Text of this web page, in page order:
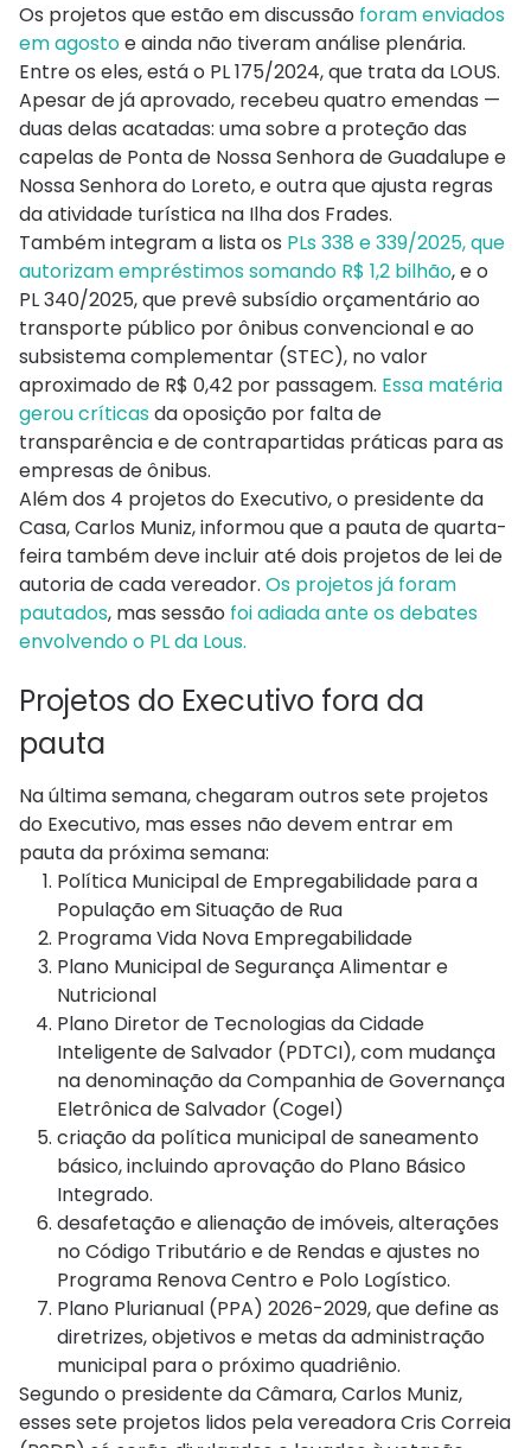
Os projetos que estão em discussão foram enviados
em agostoe ainda não tiveram análise plenária.
Entre os eles, está o PL 175/2024, que trata da LOUS.
Apesar de já aprovado, recebeu quatro emendas —
duas delas acatadas: uma sobre a proteção das
capelas de Ponta de Nossa Senhora de Guadalupe e
Nossa Senhora do Loreto, e outra que ajusta regras
da atividade turística na Ilha dos Frades.
Também integram a lista os PLs 338 e 339/2025, que
autorizam empréstimos somando R$ 1,2 bilhão, e o
PL 340/2025, que prevê subsídio orçamentário ao
transporte público por ônibus convencional e ao
subsistema complementar (STEC), no valor
aproximado de R$ 0,42 por passagem. Essa matéria
gerou críticasda oposição por falta de
transparência e de contrapartidas práticas para as
empresas de ônibus.
Além dos 4 projetos do Executivo, o presidente da
Casa, Carlos Muniz, informou que a pauta de quarta-
feira também deve incluir até dois projetos de lei de
autoria de cada vereador. Os projetos já foram
pautados, mas sessão foi adiada ante os debates
envolvendo o PL da Lous.
Projetos do Executivo fora da
pauta
Na última semana, chegaram outros sete projetos
do Executivo, mas esses não devem entrar em
pauta da próxima semana:
Política Municipal de Empregabilidade para a
População em Situação de Rua
Programa Vida Nova Empregabilidade
Plano Municipal de Segurança Alimentar e
Nutricional
Plano Diretor de Tecnologias da Cidade
Inteligente de Salvador (PDTCI), com mudança
na denominação da Companhia de Governança
Eletrônica de Salvador (Cogel)
criação da política municipal de saneamento
básico, incluindo aprovação do Plano Básico
Integrado.
desafetação e alienação de imóveis, alterações
no Código Tributário e de Rendas e ajustes no
Programa Renova Centro e Polo Logístico.
Plano Plurianual (PPA) 2026-2029, que define as
diretrizes, objetivos e metas da administração
municipal para o próximo quadriênio.
Segundo o presidente da Câmara, Carlos Muniz,
esses sete projetos lidos pela vereadora Cris Correia